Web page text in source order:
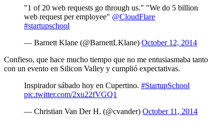
"1 of 20 web requests go through us." "We do 5 billion
web request per employee" @CloudFlare
#startupschool
— Barnett Klane (@BarnettLKlane) October 12, 2014
Confieso, que hace mucho tiempo que no me entusiasmaba tanto
con un evento en Silicon Valley y cumplió expectativas.
Inspirador sábado hoy en Cupertino. #StartupSchool
pic.twitter.com/2xu22fVGQ1
— Christian Van Der H. (@cvander) October 11, 2014